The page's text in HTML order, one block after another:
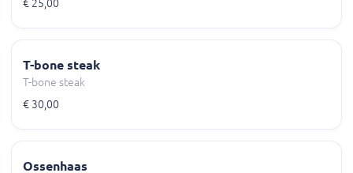
€ 25,00
T-bone steak
T-bone steak
€ 30,00
Ossenhaas